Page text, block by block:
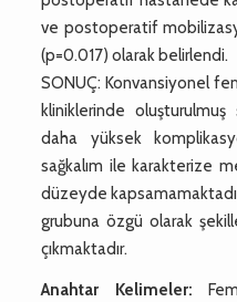
ve postoperatif
(p=0.017) olarak belirlendi.
SONUÇ: Konvansiyonel
kliniklerinde
daha yüksek
sağkalım ile karakterize
düzeyde
grubuna özgü olarak
çıkmaktadır.
Anahtar Kelimeler: